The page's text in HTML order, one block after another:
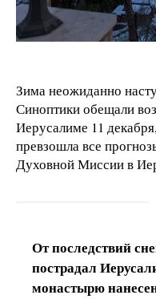
Зима неожиданно
Синоптики обещали
Иерусалиме 11
превзошла все
Духовной Миссии в
От последствий
пострадал
монастырю